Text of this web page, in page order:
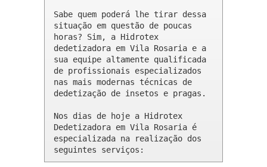
Sabe quem poderá lhe tirar dessa
situação em questão de poucas
horas? Sim, a Hidrotex
dedetizadora em Vila Rosaria e a
sua equipe altamente qualificada
de profissionais especializados
nas mais modernas técnicas de
dedetização de insetos e pragas.
Nos dias de hoje a Hidrotex
Dedetizadora em Vila Rosaria é
especializada na realização dos
seguintes serviços: